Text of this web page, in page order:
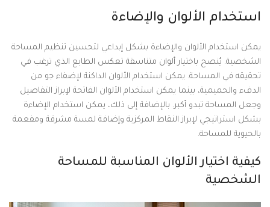
استخدام الألوان والإضاءة
يمكن استخدام الألوان والإضاءة بشكل إبداعي لتحسين تنظيم المساحة
الشخصية. يُنصح باختيار ألوان متناسقة تعكس الطابع الذي ترغب في
تحقيقه في المساحة. يمكن استخدام الألوان الداكنة لإضفاء جو من
الدفء والحميمية، بينما يمكن استخدام الألوان الفاتحة لإبراز التفاصيل
وجعل المساحة تبدو أكبر. بالإضافة إلى ذلك، يمكن استخدام الإضاءة
بشكل استراتيجي لإبراز النقاط المركزية وإضافة لمسة مشرقة ومفعمة
بالحيوية للمساحة.
كيفية اختيار الألوان المناسبة للمساحة
الشخصية